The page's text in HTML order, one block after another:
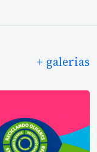
+ galerias